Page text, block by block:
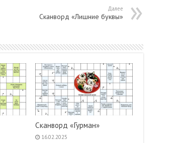
Далее
Сканворд «Лишние буквы»
Сканворд «Гурман»
16.02.2025